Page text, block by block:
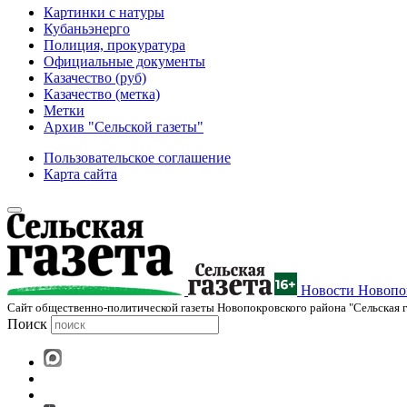
Картинки с натуры
Кубаньэнерго
Полиция, прокуратура
Официальные документы
Казачество (руб)
Казачество (метка)
Метки
Архив "Сельской газеты"
Пользовательское соглашение
Карта сайта
Новости
Cайт общественно-политической газеты Новопокровского района "Сельская
Поиск